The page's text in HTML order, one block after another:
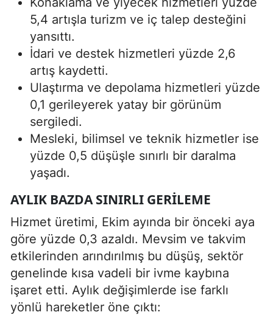
5,4 artışla turizm ve iç talep desteğini
yansıttı.
İdari ve destek hizmetleri yüzde 2,6
artış kaydetti.
Ulaştırma ve depolama hizmetleri yüzde
0,1 gerileyerek yatay bir görünüm
sergiledi.
Mesleki, bilimsel ve teknik hizmetler ise
yüzde 0,5 düşüşle sınırlı bir daralma
yaşadı.
AYLIK BAZDA SINIRLI GERILEME
Hizmet üretimi, Ekim ayında bir önceki aya
göre yüzde 0,3 azaldı. Mevsim ve takvim
etkilerinden arındırılmış bu düşüş, sektör
genelinde kısa vadeli bir ivme kaybına
işaret etti. Aylık değişimlerde ise farklı
yönlü hareketler öne çıktı: